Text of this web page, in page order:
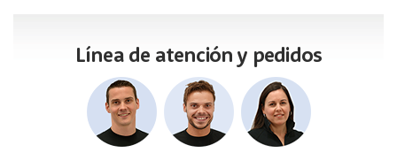
Línea de atención y pedidos